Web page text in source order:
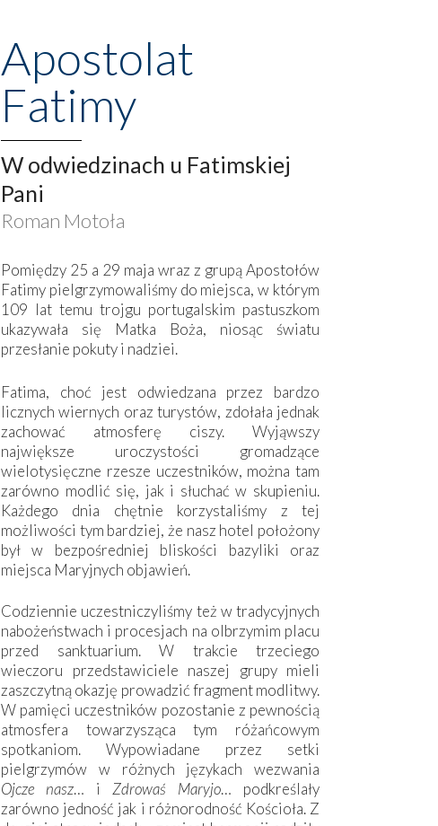
Apostolat
Fatimy
W odwiedzinach u Fatimskiej
Pani
Roman Motoła
Pomiędzy 25 a 29 maja wraz z grupą Apostołów
Fatimy pielgrzymowaliśmy do miejsca, w którym
109 lat temu trojgu portugalskim pastuszkom
ukazywała się Matka Boża, niosąc światu
przesłanie pokuty i nadziei.
Fatima, choć jest odwiedzana przez bardzo
licznych wiernych oraz turystów, zdołała jednak
zachować atmosferę ciszy. Wyjąwszy
największe uroczystości gromadzące
wielotysięczne rzesze uczestników, można tam
zarówno modlić się, jak i słuchać w skupieniu.
Każdego dnia chętnie korzystaliśmy z tej
możliwości tym bardziej, że nasz hotel położony
był w bezpośredniej bliskości bazyliki oraz
miejsca Maryjnych objawień.
Codziennie uczestniczyliśmy też w tradycyjnych
nabożeństwach i procesjach na olbrzymim placu
przed sanktuarium. W trakcie trzeciego
wieczoru przedstawiciele naszej grupy mieli
zaszczytną okazję prowadzić fragment modlitwy.
W pamięci uczestników pozostanie z pewnością
atmosfera towarzysząca tym różańcowym
spotkaniom. Wypowiadane przez setki
pielgrzymów w różnych językach wezwania
Ojcze nasz… i Zdrowaś Maryjo… podkreślały
zarówno jedność jak i różnorodność Kościoła. Z